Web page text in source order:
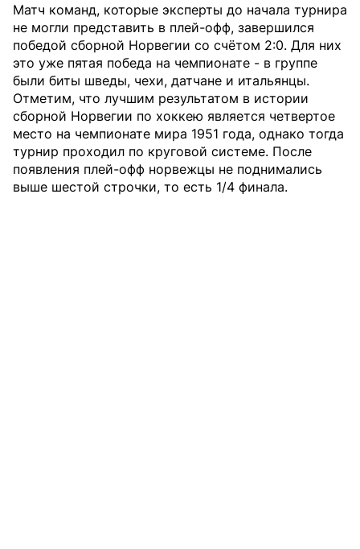
Матч команд, которые эксперты до начала турнира
не могли представить в плей-офф, завершился
победой сборной Норвегии со счётом 2:0. Для них
это уже пятая победа на чемпионате - в группе
были биты шведы, чехи, датчане и итальянцы.
Отметим, что лучшим результатом в истории
сборной Норвегии по хоккею является четвертое
место на чемпионате мира 1951 года, однако тогда
турнир проходил по круговой системе. После
появления плей-офф норвежцы не поднимались
выше шестой строчки, то есть 1/4 финала.